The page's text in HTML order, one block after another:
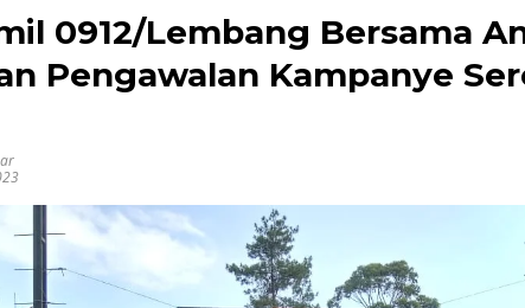
0912/Lembang Bersama
Pengawalan Kampanye